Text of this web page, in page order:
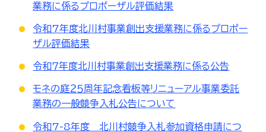
業務に係るプロポーザル評価結果
令和7年度北川村事業創出支援業務に係るプロポー
ザル評価結果
令和７年度北川村事業創出支援業務に係る公告
モネの庭２５周年記念看板等リニューアル事業委託
業務の一般競争入札公告について
令和7-8年度 北川村競争入札参加資格申請につ